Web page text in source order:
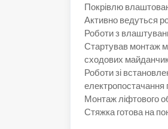
Покрівлю
Активно ведуться
Роботи з
Стартував монтаж
сходових
Роботи зі
електропостачання
Монтаж ліфтового
Стяжка готова на